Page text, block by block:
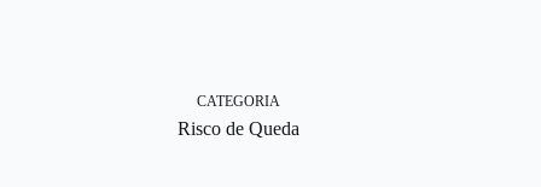
CATEGORIA
Risco de Queda